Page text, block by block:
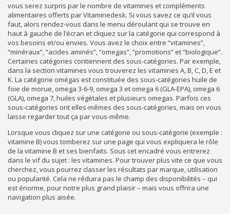
vous serez surpris par le nombre de vitamines et compléments
alimentaires offerts par Vitaminedesk. Si vous savez ce qu’il vous
faut, alors rendez-vous dans le menu déroulant qui se trouve en
haut à gauche de l’écran et cliquez sur la catégorie qui correspond à
vos besoins et/ou envies. Vous avez le choix entre “vitamines”,
“minéraux”, “acides aminés”, “omegas”, “promotions” et “biologique”.
Certaines catégories contiennent des sous-catégories. Par exemple,
dans la section vitamines vous trouverez les vitamines A, B, C, D, E et
K. La catégorie omégas est constituée des sous-catégories huile de
foie de morue, omega 3-6-9, omega 3 et omega 6 (GLA-EPA), omega 6
(GLA), omega 7, huiles végétales et plusieurs omegas. Parfois ces
sous-catégories ont elles-mêmes des sous-catégories, mais on vous
laisse regarder tout ça par vous-même.
Lorsque vous cliquez sur une catégorie ou sous-catégorie (exemple :
vitamine B) vous tomberez sur une page qui vous expliquera le rôle
de la vitamine B et ses bienfaits. Sous cet encadré vous entrerez
dans le vif du sujet : les vitamines. Pour trouver plus vite ce que vous
cherchez, vous pourrez classer les résultats par marque, utilisation
ou popularité. Cela ne réduira pas le champ des disponibilités – qui
est énorme, pour notre plus grand plaisir – mais vous offrira une
navigation plus aisée.